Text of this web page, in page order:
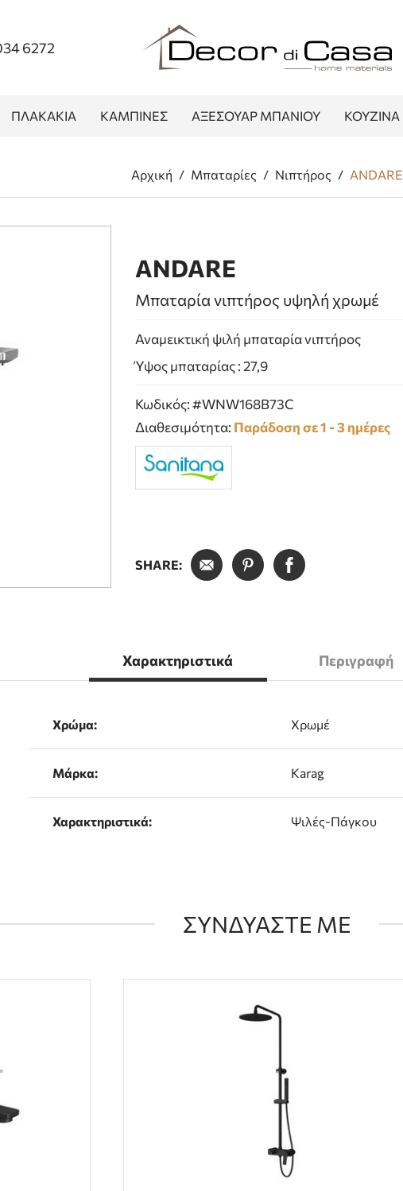
6272
ΠΛΑΚΑΚΙΑ ΚΑΜΠΙΝΕΣ ΑΞΕΣΟΥΑΡ ΜΠΑΝΙΟΥ ΚΟΥΖΙΝΑ
Αρχική / Μπαταρίες / Νιπτήρος / ANDARE
ANDARE
Μπαταρία νιπτήρος υψηλή χρωμέ
Αναμεικτική ψιλή μπαταρία νιπτήρος
Ύψος μπαταρίας : 27,9
Κωδικός: #WNW168B73C
Διαθεσιμότητα: Παράδοση σε 1 - 3 ημέρες
SHARE:
Χαρακτηριστικά
Χρώμα: Χρωμέ
Μάρκα: Karag
Χαρακτηριστικά: Ψιλές-Πάγκου
Περιγραφή
ΣΥΝΔΥΑΣΤΕ ΜΕ